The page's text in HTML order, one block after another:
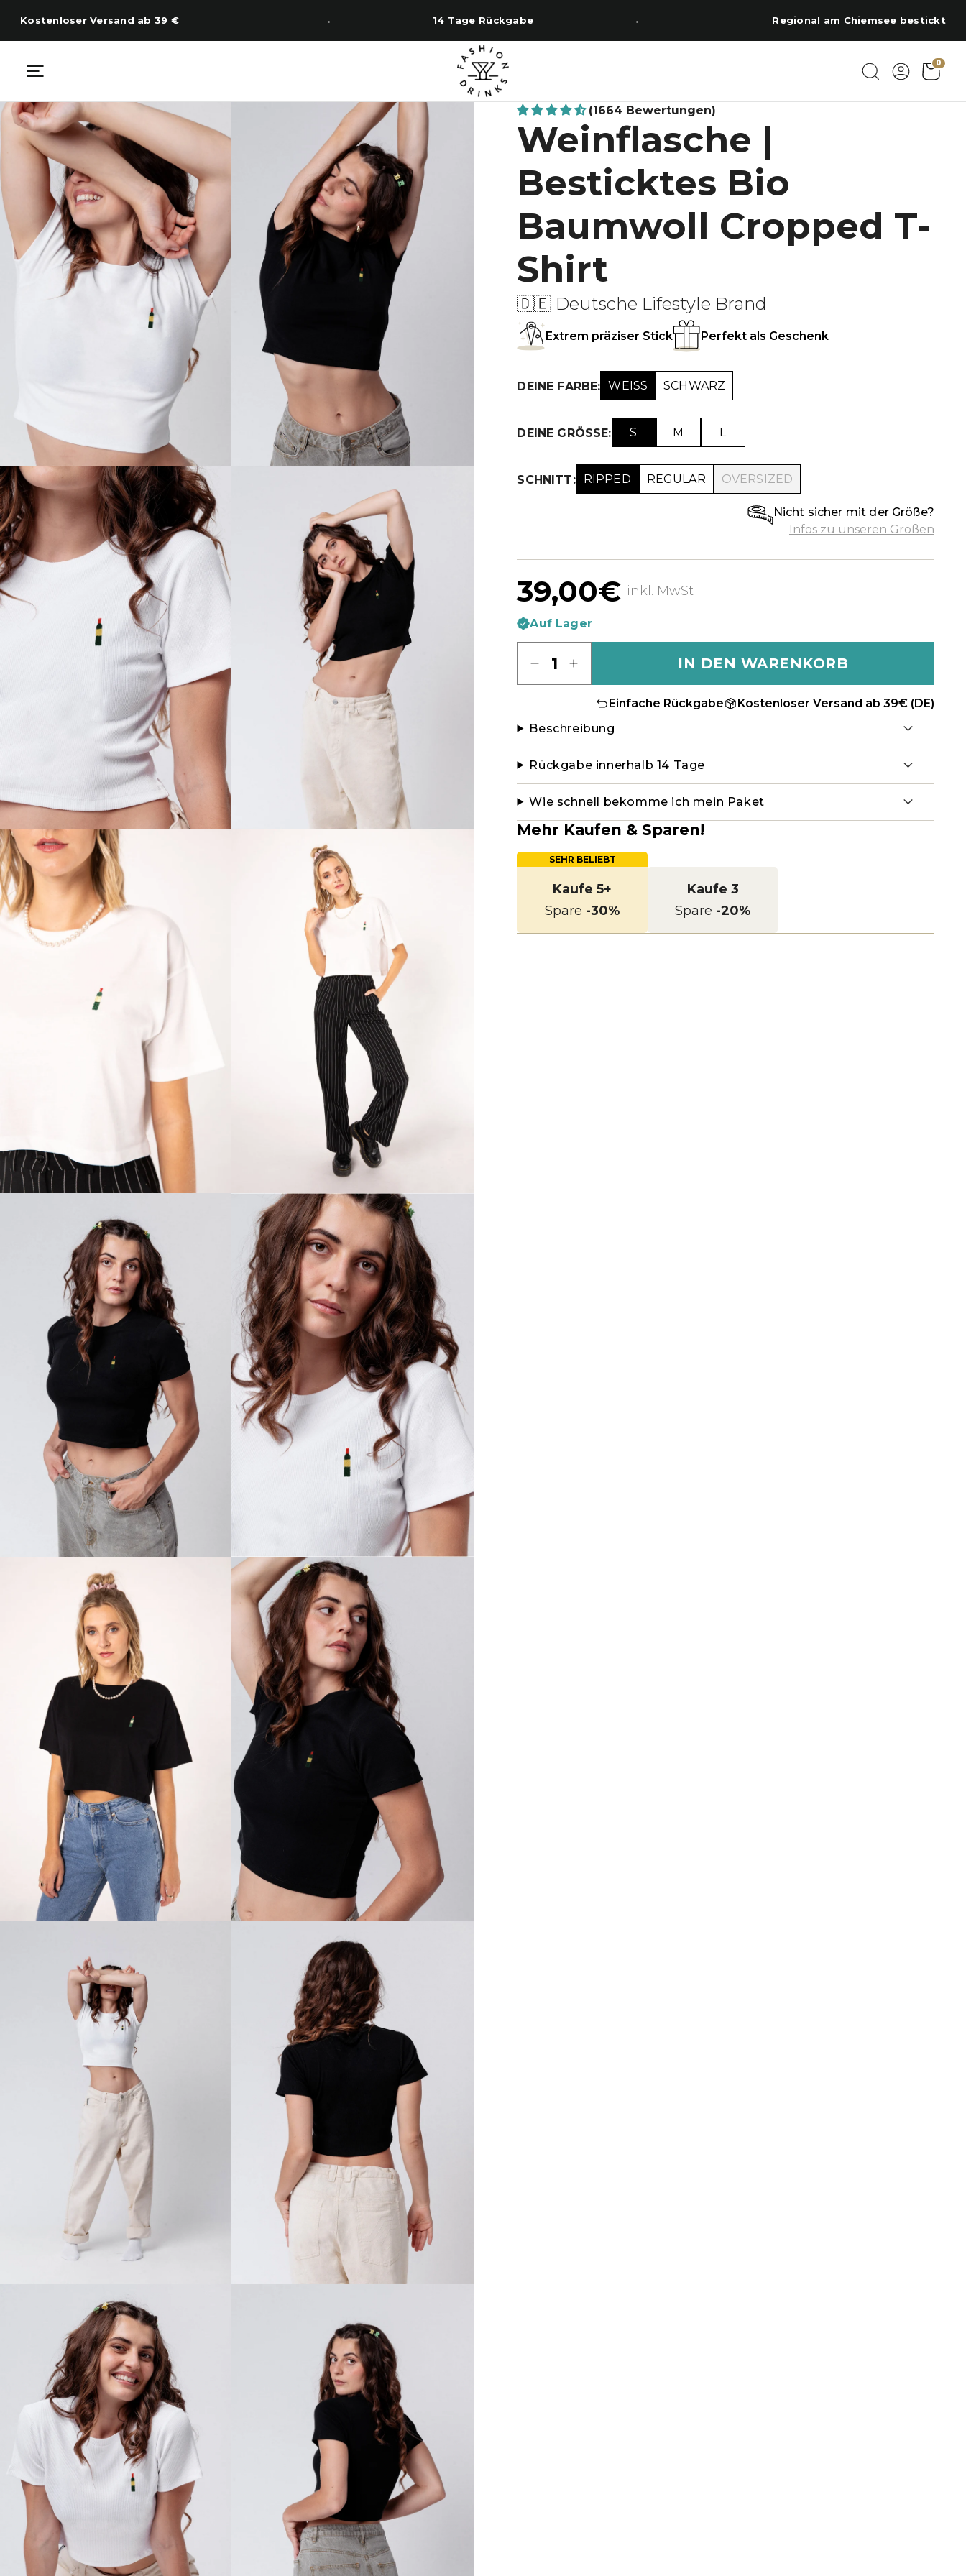
InhaltKostenloser Versand ab 39 € 14 Tage Rückgabe Regional am Chiemsee bestickt
0
(1664 Bewertungen)
Weinflasche |
Besticktes Bio
Baumwoll Cropped T-
Shirt
🇩🇪 Deutsche Lifestyle Brand
Extrem präziser Stick Perfekt als Geschenk
DEINE FARBE: WEISS SCHWARZ
DEINE GRÖSSE: S M L
SCHNITT: RIPPED REGULAR OVERSIZED
Nicht sicher mit der Größe?
Infos zu unseren Größen
39,00€ inkl. MwSt
Auf Lager
IN DEN WARENKORB
Einfache Rückgabe
Kostenloser Versand ab 39€ (DE)
Beschreibung
Rückgabe innerhalb 14 Tage
Wie schnell bekomme ich mein Paket
Mehr Kaufen & Sparen!
SEHR BELIEBT
Kaufe 5+
Spare -30%
Kaufe 3
Spare -20%